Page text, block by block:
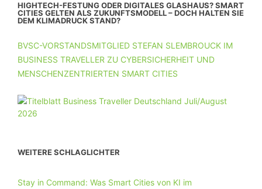
HIGHTECH-FESTUNG ODER DIGITALES GLASHAUS? SMART
CITIES GELTEN ALS ZUKUNFTSMODELL – DOCH HALTEN SIE
DEM KLIMADRUCK STAND?
BVSC-VORSTANDSMITGLIED STEFAN SLEMBROUCK IM
BUSINESS TRAVELLER ZU CYBERSICHERHEIT UND
MENSCHENZENTRIERTEN SMART CITIES
WEITERE SCHLAGLICHTER
Stay in Command: Was Smart Cities von KI im